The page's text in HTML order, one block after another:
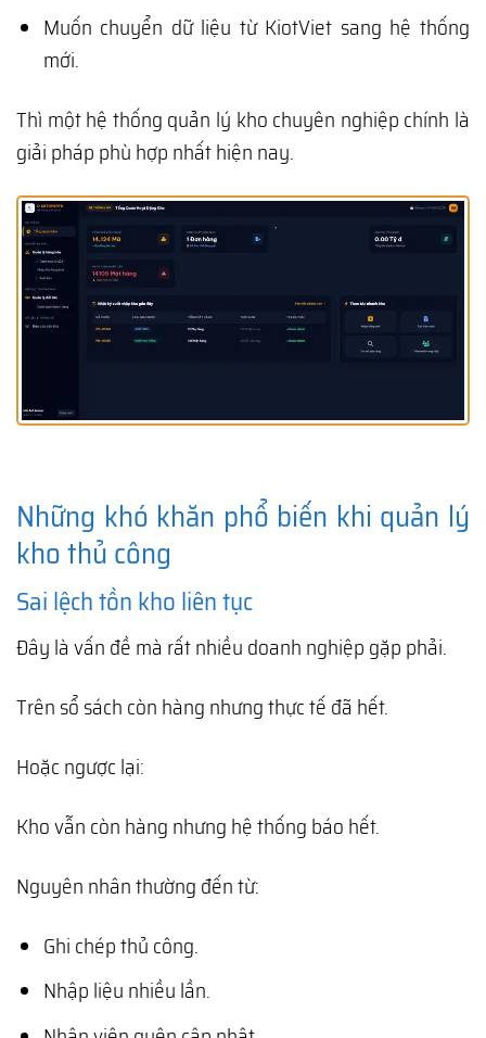
Muốn chuyển dữ liệu từ KiotViet sang hệ thống
mới.
Thì một hệ thống quản lý kho chuyên nghiệp chính là
giải pháp phù hợp nhất hiện nay.
Những khó khăn phổ biến khi quản lý
kho thủ công
Sai lệch tồn kho liên tục
Đây là vấn đề mà rất nhiều doanh nghiệp gặp phải.
Trên sổ sách còn hàng nhưng thực tế đã hết.
Hoặc ngược lại:
Kho vẫn còn hàng nhưng hệ thống báo hết.
Nguyên nhân thường đến từ:
Ghi chép thủ công.
Nhập liệu nhiều lần.